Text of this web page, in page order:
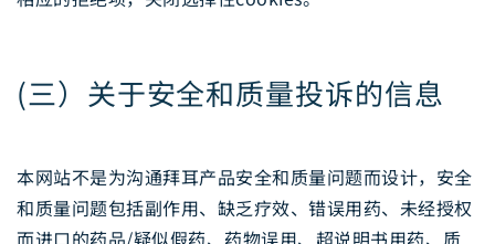
(三）关于安全和质量投诉的信息
本网站不是为沟通拜耳产品安全和质量问题而设计，安全
和质量问题包括副作用、缺乏疗效、错误用药、未经授权
而进口的药品/疑似假药、药物误用、超说明书用药、质